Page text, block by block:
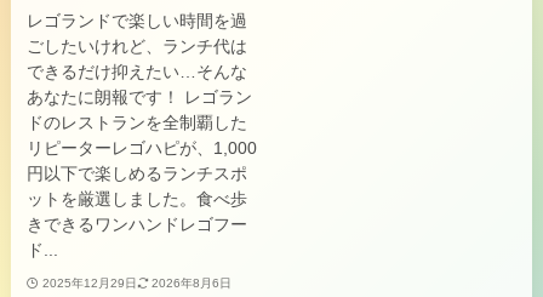
レゴランドで楽しい時間を過
ごしたいけれど、ランチ代は
できるだけ抑えたい…そんな
あなたに朗報です！ レゴラン
ドのレストランを全制覇した
リピーターレゴハピが、1,000
円以下で楽しめるランチスポ
ットを厳選しました。食べ歩
きできるワンハンドレゴフー
ド...
2025年12月29日
2026年8月6日